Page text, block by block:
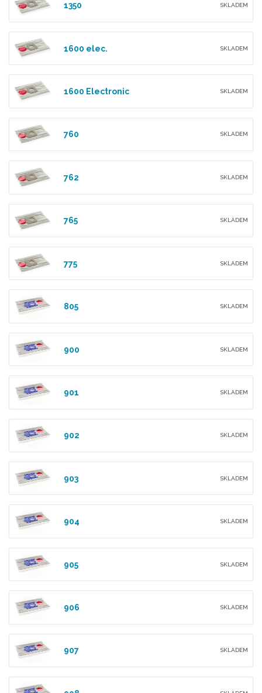
1350 SKLADEM
1600 elec. SKLADEM
1600 Electronic SKLADEM
760 SKLADEM
762 SKLADEM
765 SKLADEM
775 SKLADEM
805 SKLADEM
900 SKLADEM
901 SKLADEM
902 SKLADEM
903 SKLADEM
904 SKLADEM
905 SKLADEM
906 SKLADEM
907 SKLADEM